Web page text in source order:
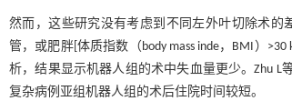
然而，这些研究没有考虑到不同左外叶切除术的
管，或肥胖[体质指数（body mass inde，BMI）>30
析，结果显示机器人组的术中失血量更少。Zhu L
复杂病例亚组机器人组的术后住院时间较短。